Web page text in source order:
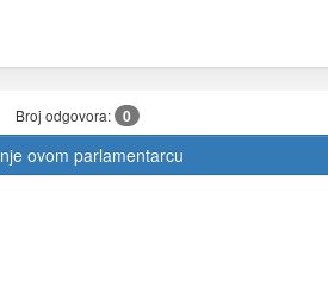
Broj odgovora: 0
ovom parlamentarcu